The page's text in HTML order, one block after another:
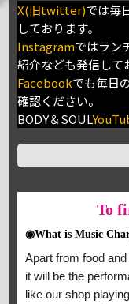
X(旧twitter)では毎
しております。
Instagramではラン
紹介なども発信して
Facebookでも毎日
確認ください。
BODY＆SOUL
To
◉What is Music
Apart from food
it will be the
like our shop